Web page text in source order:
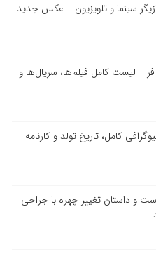
سینما و تلویزیون + عکس جدید
+ لیست کامل فیلم‌ها، سریال‌ها و
کامل، تاریخ تولد و کارنامه
و داستان تغییر چهره با جراحی